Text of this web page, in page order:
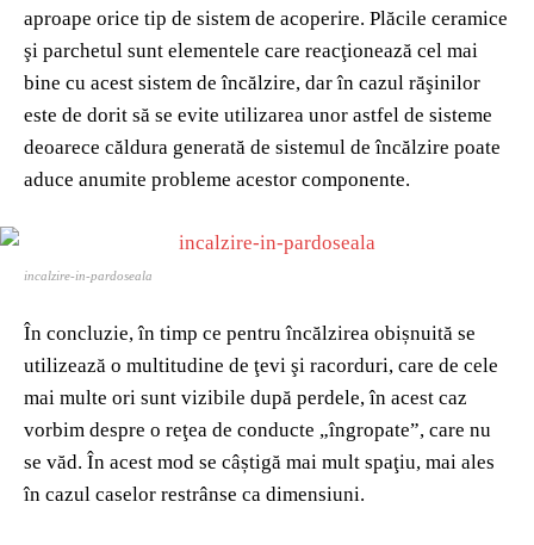
aproape orice tip de sistem de acoperire. Plăcile ceramice
şi parchetul sunt elementele care reacţionează cel mai
bine cu acest sistem de încălzire, dar în cazul răşinilor
este de dorit să se evite utilizarea unor astfel de sisteme
deoarece căldura generată de sistemul de încălzire poate
aduce anumite probleme acestor componente.
incalzire-in-pardoseala
În concluzie, în timp ce pentru încălzirea obișnuită se
utilizează o multitudine de ţevi şi racorduri, care de cele
mai multe ori sunt vizibile după perdele, în acest caz
vorbim despre o reţea de conducte „îngropate”, care nu
se văd. În acest mod se câștigă mai mult spaţiu, mai ales
în cazul caselor restrânse ca dimensiuni.